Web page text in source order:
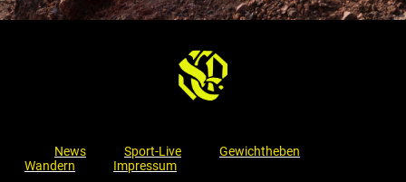
News Sport-Live
Gewichtheben
Wandern
Impressum